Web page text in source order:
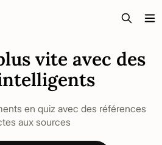
kurslitteratur
vite avec des
en quiz avec des références
aux sources